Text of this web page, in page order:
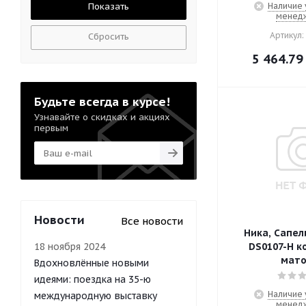
Наличие
5 464.79
Ника,
DS0107-H
Наличие
Сбросить
Будьте всегда в курсе!
Узнавайте о скидках и акциях
первым
Новости Все новости
18 ноября 2024
Вдохновлённые новыми
идеями: поездка на 35-ю
международную выставку